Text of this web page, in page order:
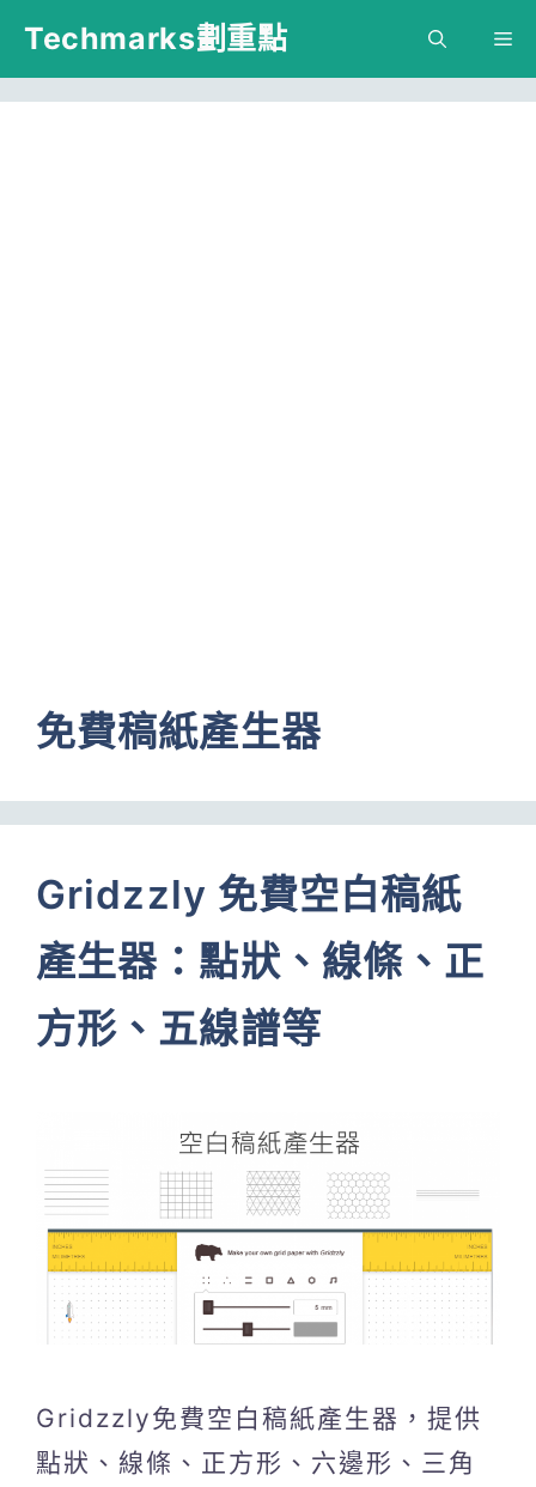
跳
主
Techmarks劃重點
免費稿紙產生器
Gridzzly 免費空白稿紙
產生器：點狀、線條、正
方形、五線譜等
Gridzzly免費空白稿紙產生器，提供
點狀、線條、正方形、六邊形、三角